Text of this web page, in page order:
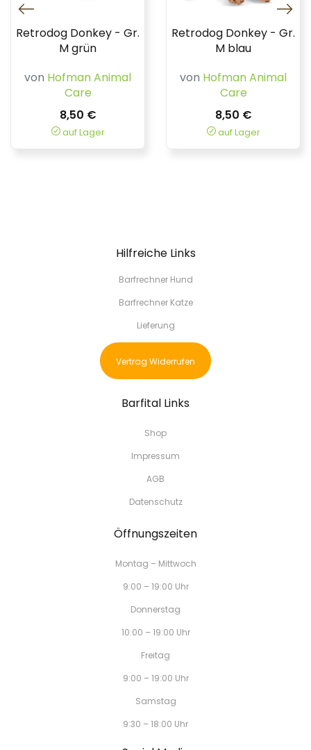
Retrodog Donkey - Gr.
M grün
von Hofman Animal
Care
8,50 €
auf Lager
Retrodog Donkey - Gr.
M blau
von Hofman Animal
Care
8,50 €
auf Lager
Hilfreiche Links
Barfrechner Hund
Barfrechner Katze
Lieferung
Vertrag Widerrufen
Barfital Links
Shop
Impressum
AGB
Datenschutz
Öffnungszeiten
Montag – Mittwoch
9:00 – 19:00 Uhr
Donnerstag
10:00 – 19:00 Uhr
Freitag
9:00 – 19:00 Uhr
Samstag
9:30 – 18:00 Uhr